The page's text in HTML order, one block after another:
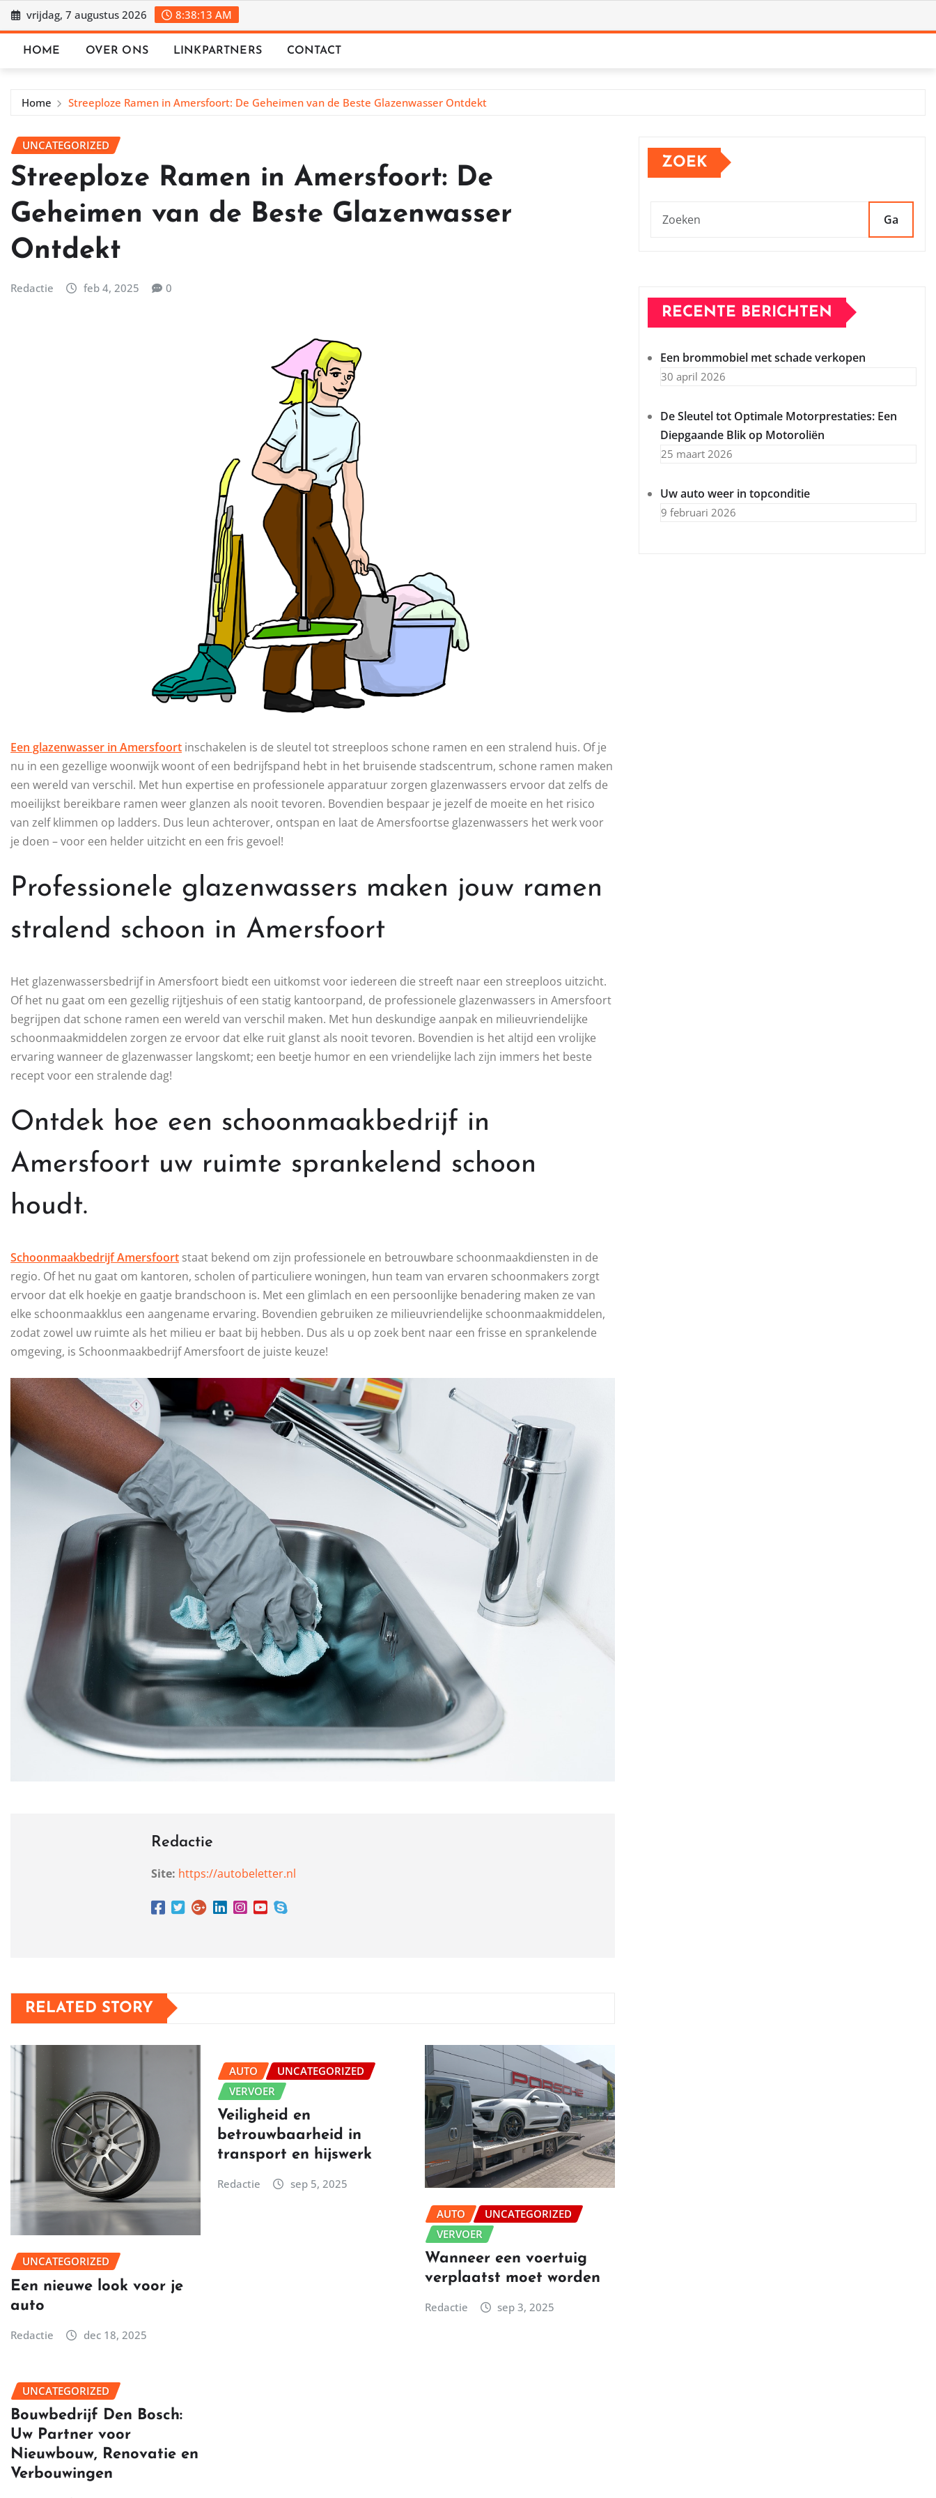
Ga
naar
vrijdag, 7 augustus 2026 8:38:14 AM
HOME OVER ONS LINKPARTNERS CONTACT
Home Streeploze Ramen in Amersfoort: De Geheimen van de Beste Glazenwasser Ontdekt
UNCATEGORIZED
Streeploze Ramen in Amersfoort: De
Geheimen van de Beste Glazenwasser
Ontdekt
Redactie feb 4, 2025 0
Een glazenwasser in Amersfoort inschakelen is de sleutel tot streeploos schone ramen en een stralend huis. Of je
nu in een gezellige woonwijk woont of een bedrijfspand hebt in het bruisende stadscentrum, schone ramen maken
een wereld van verschil. Met hun expertise en professionele apparatuur zorgen glazenwassers ervoor dat zelfs de
moeilijkst bereikbare ramen weer glanzen als nooit tevoren. Bovendien bespaar je jezelf de moeite en het risico
van zelf klimmen op ladders. Dus leun achterover, ontspan en laat de Amersfoortse glazenwassers het werk voor
je doen – voor een helder uitzicht en een fris gevoel!
Professionele glazenwassers maken jouw ramen
stralend schoon in Amersfoort
Het glazenwassersbedrijf in Amersfoort biedt een uitkomst voor iedereen die streeft naar een streeploos uitzicht.
Of het nu gaat om een gezellig rijtjeshuis of een statig kantoorpand, de professionele glazenwassers in Amersfoort
begrijpen dat schone ramen een wereld van verschil maken. Met hun deskundige aanpak en milieuvriendelijke
schoonmaakmiddelen zorgen ze ervoor dat elke ruit glanst als nooit tevoren. Bovendien is het altijd een vrolijke
ervaring wanneer de glazenwasser langskomt; een beetje humor en een vriendelijke lach zijn immers het beste
recept voor een stralende dag!
Ontdek hoe een schoonmaakbedrijf in
Amersfoort uw ruimte sprankelend schoon
houdt.
Schoonmaakbedrijf Amersfoort staat bekend om zijn professionele en betrouwbare schoonmaakdiensten in de
regio. Of het nu gaat om kantoren, scholen of particuliere woningen, hun team van ervaren schoonmakers zorgt
ervoor dat elk hoekje en gaatje brandschoon is. Met een glimlach en een persoonlijke benadering maken ze van
elke schoonmaakklus een aangename ervaring. Bovendien gebruiken ze milieuvriendelijke schoonmaakmiddelen,
zodat zowel uw ruimte als het milieu er baat bij hebben. Dus als u op zoek bent naar een frisse en sprankelende
omgeving, is Schoonmaakbedrijf Amersfoort de juiste keuze!
Redactie
Site: https://autobeletter.nl
RELATED STORY
UNCATEGORIZED
Een nieuwe look voor je
auto
Redactie dec 18, 2025
AUTO
UNCATEGORIZED
VERVOER
Veiligheid en
betrouwbaarheid in
transport en hijswerk
Redactie sep 5, 2025
AUTO
UNCATEGORIZED
VERVOER
Wanneer een voertuig
verplaatst moet worden
Redactie sep 3, 2025
UNCATEGORIZED
Bouwbedrijf Den Bosch:
Uw Partner voor
Nieuwbouw, Renovatie en
Verbouwingen
ZOEK
Ga
RECENTE BERICHTEN
Een brommobiel met schade verkopen
30 april 2026
De Sleutel tot Optimale Motorprestaties: Een
Diepgaande Blik op Motoroliën
25 maart 2026
Uw auto weer in topconditie
9 februari 2026